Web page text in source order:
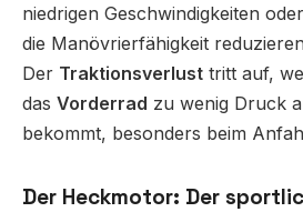
niedrigen Geschwindigkeiten
die Manövrierfähigkeit
Der Traktionsverlust tritt auf,
das Vorderrad zu wenig Druck
bekommt, besonders beim
Der Heckmotor: Der